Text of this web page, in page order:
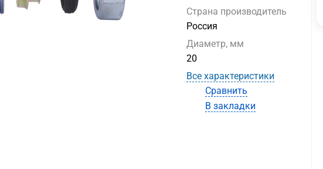
Страна производитель
Россия
Диаметр, мм
20
Все характеристики
Сравнить
В закладки